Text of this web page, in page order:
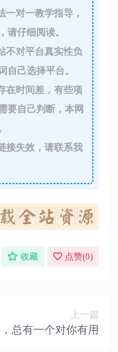
对一教学指导，
请仔细阅读。
不对平台真实性负
己选择平台。
在时间差，有些项
要自己判断，本网
接失效，请联系我
收藏 点赞(0)
上一篇
总有一个对你有用